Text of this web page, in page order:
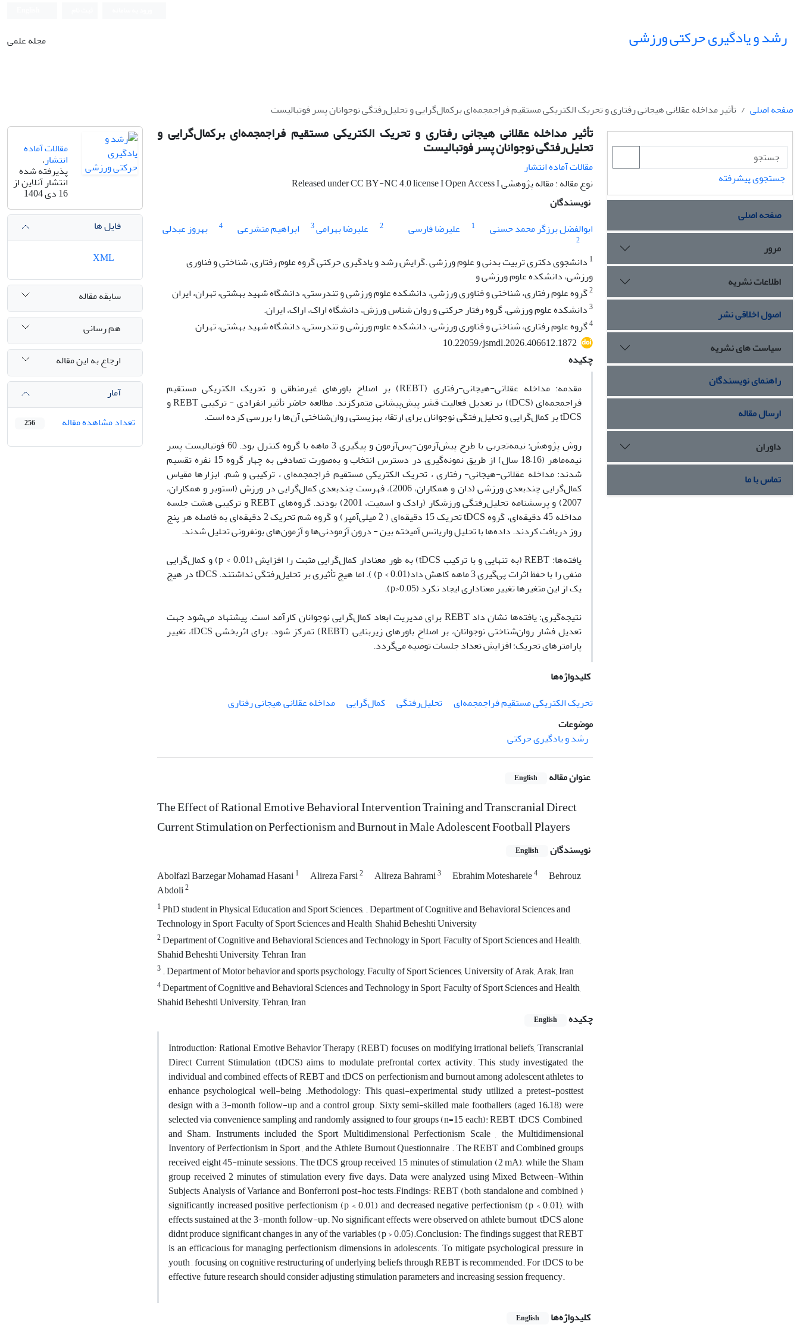
رشد و یادگیری حرکتی ورزشی مجله علمی
صفحه اصلی تأثیر مداخله عقلانی هیجانی رفتاری و تحریک الکتریکی مستقیم فراجمجمه‌ای برکمال‌گرایی و تحلیل‌رفتگی نوجوانان پسر فوتبالیست
تأثیر مداخله عقلانی هیجانی رفتاری و تحریک الکتریکی مستقیم فراجمجمه‌ای برکمال‌گرایی و
تحلیل‌رفتگی نوجوانان پسر فوتبالیست
مقالات آماده انتشار
نوع مقاله : مقاله پژوهشی Released under CC BY-NC 4.0 license I Open Access I
نویسندگان
ابوالفضل برزگر محمد حسنی
1 علیرضا فارسی 2 علیرضا بهرامی3 ابراهیم متشرعی 4 بهروز عبدلی
2
1 دانشجوی دکتری تربیت بدنی و علوم ورزشی .گرایش رشد و یادگیری حرکتی گروه علوم رفتاری، شناختی و فناوری
ورزشی، دانشکده علوم ورزشی و
2گروه علوم رفتاری، شناختی و فناوری ورزشی، دانشکده علوم ورزشی و تندرستی، دانشگاه شهید بهشتی، تهران، ایران
3دانشکده علوم ورزشی، گروه رفتار حرکتی و روان شناس ورزش، دانشگاه اراک، اراک، ایران.
4گروه علوم رفتاری، شناختی و فناوری ورزشی، دانشکده علوم ورزشی و تندرستی، دانشگاه شهید بهشتی، تهران
10.22059/jsmdl.2026.406612.1872
چکیده
مقدمه: مداخله عقلانی-هیجانی-رفتاری (REBT) بر اصلاح باورهای غیرمنطقی و تحریک الکتریکی مستقیم
فراجمجمه‌ای (tDCS) بر تعدیل فعالیت قشر پیش‌پیشانی متمرکزند. مطالعه حاضر تأثیر انفرادی - ترکیبی REBT و
tDCS بر کمال‌گرایی و تحلیل‌رفتگی نوجوانان برای ارتقاء بهزیستی روان‌شناختی آن‌ها را بررسی کرده است.
روش‌ پژوهش: نیمه‌تجربی با طرح پیش‌آزمون-پس‌آزمون و پیگیری 3 ماهه با گروه کنترل بود. 60 فوتبالیست پسر
نیمه‌ماهر (16–18 سال) از طریق نمونه‌گیری در دسترس انتخاب و به‌صورت تصادفی به چهار گروه 15 نفره تقسیم
شدند: مداخله‌ عقلانی-هیجانی- رفتاری ، تحریک الکتریکی مستقیم فراجمجمه‌ای ، ترکیبی و شم. ابزارها مقیاس
کمال‌گرایی چندبعدی ورزشی (دان و همکاران، 2006)، فهرست چندبعدی کمال‌گرایی در ورزش (استوبر و همکاران،
2007) و پرسشنامه تحلیل‌رفتگی ورزشکار (رادک و اسمیت، 2001) بودند. گروه‌های REBT و ترکیبی هشت جلسه
مداخله 45 دقیقه‌ای، گروه tDCS تحریک 15 دقیقه‌ای ( 2 میلی‌آمپر) و گروه شم تحریک 2 دقیقه‌ای به فاصله هر پنج
روز دریافت کردند. داده‌ها با تحلیل واریانس آمیخته بین - درون آزمودنی‌ها و آزمون‌های بونفرونی تحلیل شدند.
یافته‌ها: REBT (به تنهایی و با ترکیب tDCS) به طور معنادار کمال‌گرایی مثبت را افزایش (p < 0.01) و کمال‌گرایی
منفی را با حفظ اثرات پی‌گیری 3 ماهه کاهش داد(p < 0.01) ). اما هیچ تأثیری بر تحلیل‌رفتگی نداشتند. tDCS در هیچ
یک از این متغیرها تغییر معناداری ایجاد نکرد (p>0.05).
نتیجه‌گیری: یافته‌ها نشان داد REBT برای مدیریت ابعاد کمال‌گرایی نوجوانان کارآمد است. پیشنهاد می‌شود جهت
تعدیل فشار روان‌شناختی نوجوانان، بر اصلاح باورهای زیربنایی (REBT) تمرکز شود. برای اثربخشی tDCS، تغییر
پارامترهای تحریک؛ افزایش تعداد جلسات توصیه می‌گردد.
کلیدواژه‌ها
تحریک الکتریکی مستقیم فراجمجمه‌ای
تحلیل‌رفتگی کمال‌گرایی
مداخله عقلانی هیجانی رفتاری
موضوعات
رشد و یادگیری حرکتی
عنوان مقاله English
The Effect of Rational Emotive Behavioral Intervention Training and Transcranial Direct
Current Stimulation on Perfectionism and Burnout in Male Adolescent Football Players
نویسندگان English
Abolfazl Barzegar Mohamad Hasani1 Alireza Farsi2 Alireza Bahrami3 Ebrahim Moteshareie4
Behrouz
Abdoli2
1PhD student in Physical Education and Sport Sciences, . Department of Cognitive and Behavioral Sciences and
Technology in Sport, Faculty of Sport Sciences and Health, Shahid Beheshti University
2Department of Cognitive and Behavioral Sciences and Technology in Sport, Faculty of Sport Sciences and Health,
Shahid Beheshti University, Tehran, Iran
3. Department of Motor behavior and sports psychology, Faculty of Sport Sciences, University of Arak, Arak, Iran
4Department of Cognitive and Behavioral Sciences and Technology in Sport, Faculty of Sport Sciences and Health,
Shahid Beheshti University, Tehran, Iran
چکیده
English
Introduction: Rational Emotive Behavior Therapy (REBT) focuses on modifying irrational beliefs, Transcranial
Direct Current Stimulation (tDCS) aims to modulate prefrontal cortex activity. This study investigated the
individual and combined effects of REBT and tDCS on perfectionism and burnout among adolescent athletes to
enhance psychological well-being .Methodology: This quasi-experimental study utilized a pretest-posttest
design with a 3-month follow-up and a control group. Sixty semi-skilled male footballers (aged 16–18) were
selected via convenience sampling and randomly assigned to four groups (n=15 each): REBT, tDCS, Combined,
and Sham. Instruments included the Sport Multidimensional Perfectionism Scale , the Multidimensional
Inventory of Perfectionism in Sport , and the Athlete Burnout Questionnaire . The REBT and Combined groups
received eight 45-minute sessions. The tDCS group received 15 minutes of stimulation (2 mA), while the Sham
group received 2 minutes of stimulation every five days. Data were analyzed using Mixed Between-Within
Subjects Analysis of Variance and Bonferroni post-hoc tests.Findings: REBT (both standalone and combined )
significantly increased positive perfectionism (p < 0.01) and decreased negative perfectionism (p < 0.01), with
effects sustained at the 3-month follow-up. No significant effects were observed on athlete burnout, tDCS alone
didnt produce significant changes in any of the variables (p > 0.05).Conclusion: The findings suggest that REBT
is an efficacious for managing perfectionism dimensions in adolescents. To mitigate psychological pressure in
youth , focusing on cognitive restructuring of underlying beliefs through REBT is recommended. For tDCS to be
effective, future research should consider adjusting stimulation parameters and increasing session frequency.
کلیدواژه‌ها English
مقالات آماده
انتشار،
پذیرفته شده
انتشار آنلاین از
16 دی 1404
فایل ها
سابقه مقاله
هم رسانی
ارجاع به این مقاله
آمار
تعداد مشاهده مقاله
256
جستجوی پیشرفته
صفحه اصلی
مرور
اطلاعات نشریه
اصول اخلاقی نشر
سیاست های نشریه
راهنمای نویسندگان
ارسال مقاله
داوران
تماس با ما